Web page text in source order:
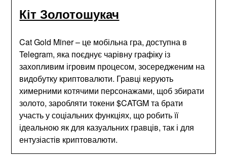
Кіт Золотошукач
Cat Gold Miner – це мобільна гра, доступна в
Telegram, яка поєднує чарівну графіку із
захопливим ігровим процесом, зосередженим на
видобутку криптовалюти. Гравці керують
химерними котячими персонажами, щоб збирати
золото, заробляти токени $CATGM та брати
участь у соціальних функціях, що робить її
ідеальною як для казуальних гравців, так і для
ентузіастів криптовалюти.